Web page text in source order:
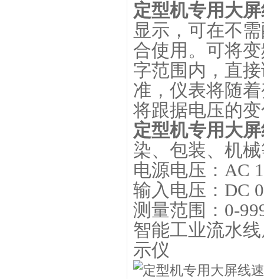
定型机专用大
显示，可在不
合使用。可将
字范围内，直
准，仪表将随
将跟据电压的
定型机专用大
染、包装、机
电源电压：AC
输入电压：DC
测量范围：0-
智能工业流水
示仪